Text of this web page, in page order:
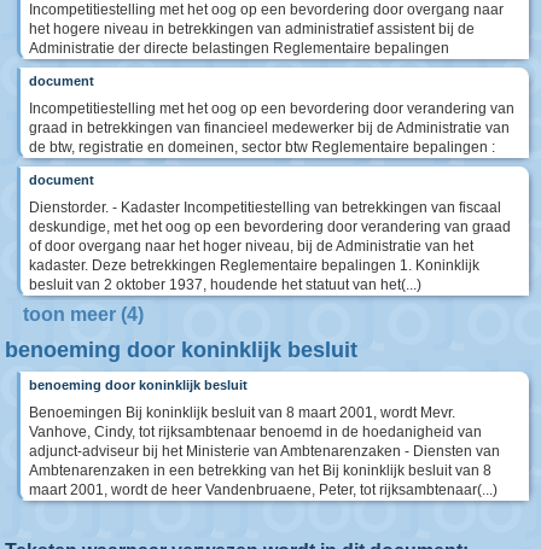
Incompetitiestelling met het oog op een bevordering door overgang naar
het hogere niveau in betrekkingen van administratief assistent bij de
Administratie der directe belastingen Reglementaire bepalingen
document
Incompetitiestelling met het oog op een bevordering door verandering van
graad in betrekkingen van financieel medewerker bij de Administratie van
de btw, registratie en domeinen, sector btw Reglementaire bepalingen :
document
Dienstorder. - Kadaster Incompetitiestelling van betrekkingen van fiscaal
deskundige, met het oog op een bevordering door verandering van graad
of door overgang naar het hoger niveau, bij de Administratie van het
kadaster. Deze betrekkingen Reglementaire bepalingen 1. Koninklijk
besluit van 2 oktober 1937, houdende het statuut van het(...)
toon meer (4)
benoeming door koninklijk besluit
benoeming door koninklijk besluit
Benoemingen Bij koninklijk besluit van 8 maart 2001, wordt Mevr.
Vanhove, Cindy, tot rijksambtenaar benoemd in de hoedanigheid van
adjunct-adviseur bij het Ministerie van Ambtenarenzaken - Diensten van
Ambtenarenzaken in een betrekking van het Bij koninklijk besluit van 8
maart 2001, wordt de heer Vandenbruaene, Peter, tot rijksambtenaar(...)